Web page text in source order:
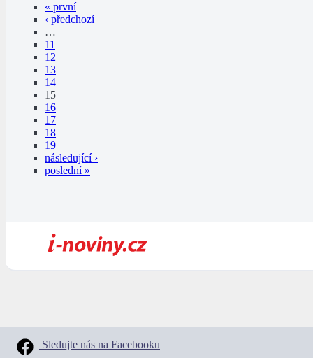
« první
‹ předchozí
…
11
12
13
14
15
16
17
18
19
následující ›
poslední »
Sledujte nás na Facebooku